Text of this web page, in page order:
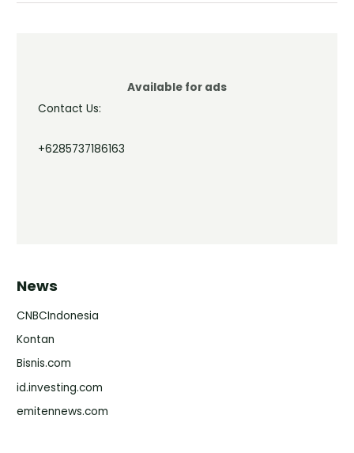
Available for ads
Contact Us:
+6285737186163
News
CNBCIndonesia
Kontan
Bisnis.com
id.investing.com
emitennews.com